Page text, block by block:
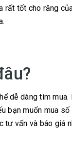
rất tốt cho răng
dễ dàng tìm
bạn muốn mua
tư vấn và báo giá